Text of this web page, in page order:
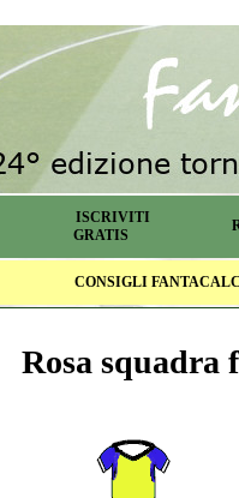
ISCRIVITI
GRATIS
CONSIGLI
Rosa squadra